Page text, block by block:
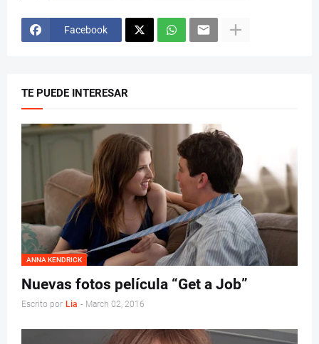
Facebook
TE PUEDE INTERESAR
ANNA KENDRICK
Nuevas fotos película “Get a Job”
Escrito por Lia - March 02, 2016